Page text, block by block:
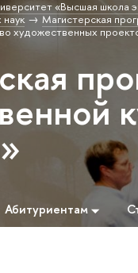
«Высшая школа
Магистерская
художественных
Абитуриентам